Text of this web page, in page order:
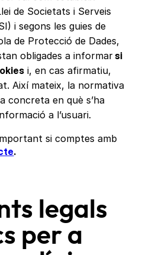
de Societats i Serveis
i segons les guies de
de Protecció de Dades,
obligades a informar si
i, en cas afirmatiu,
Així mateix, la normativa
concreta en què s’ha
a l’usuari.
si comptes amb
.
legals
per a